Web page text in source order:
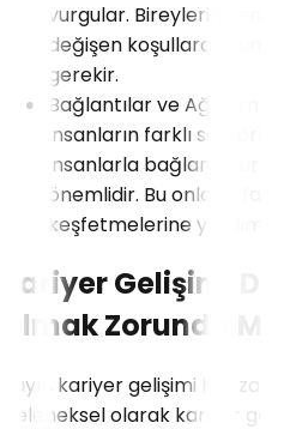
vurgular. Bireylerin yeni
değişen koşullara uyum
gerekir.
Bağlantılar ve Ağ
insanların farklı
insanlarla bağlantı
önemlidir. Bu onların
keşfetmelerine yardımcı
Kariyer Gelişimi
Olmak Zorunda
Hayır, kariyer gelişimi her
Geleneksel olarak kariyer